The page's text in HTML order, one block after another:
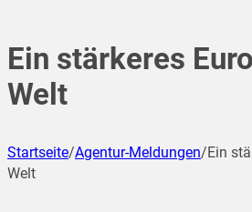
Ein stärkeres
Welt
Startseite/Agentur-Meldungen/Ein
Welt